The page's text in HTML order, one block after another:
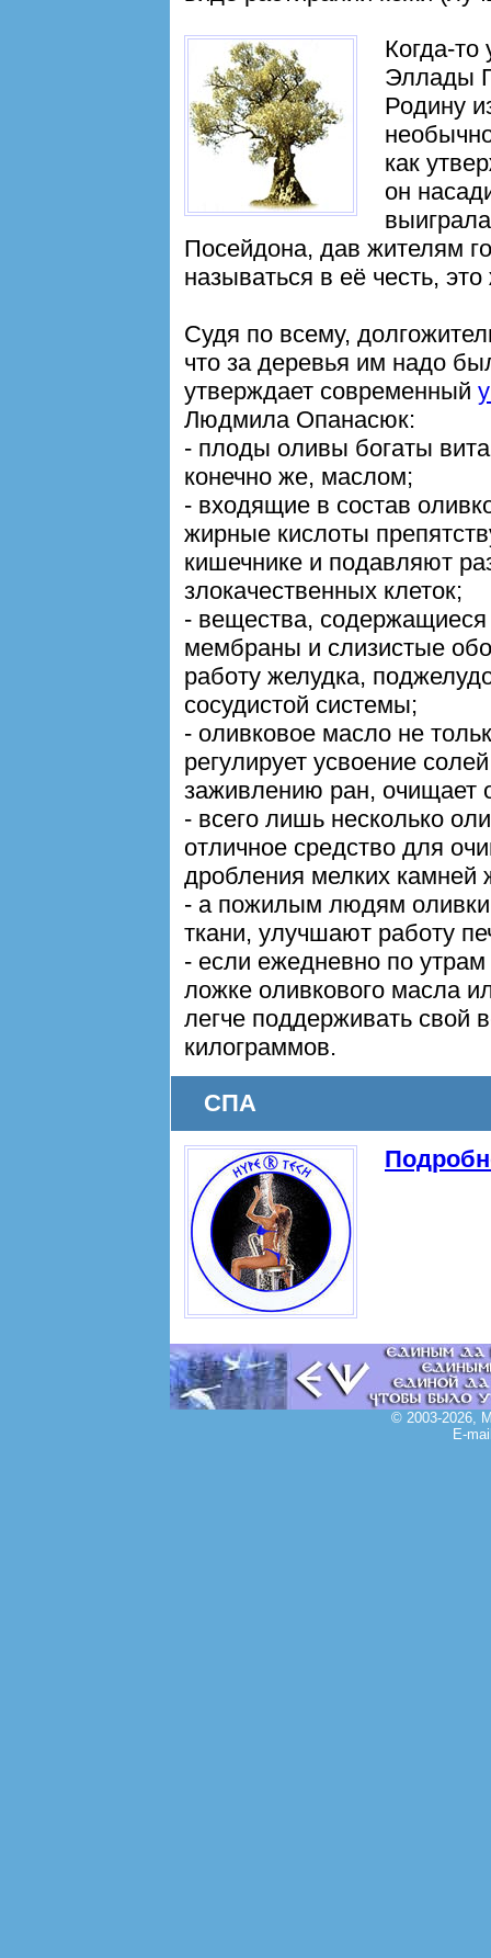
Когда-то
Эллады
Родину
как
он
Посейдона, дав жителям
называться в её честь,
Судя по всему,
что за деревья им надо
утверждает современный
Людмила Опанасюк:
- плоды оливы богаты
конечно же, маслом;
- входящие в состав
жирные кислоты
кишечнике и подавляют
злокачественных клеток;
- вещества,
мембраны и слизистые
работу желудка,
сосудистой системы;
- оливковое масло не
регулирует усвоение
заживлению ран, очищает
- всего лишь несколько
отличное средство для
дробления мелких камней
- а пожилым людям оливки
ткани, улучшают работу
- если ежедневно по
ложке оливкового масла
легче поддерживать свой
килограммов.
СПА
© 2003-2026,
E-